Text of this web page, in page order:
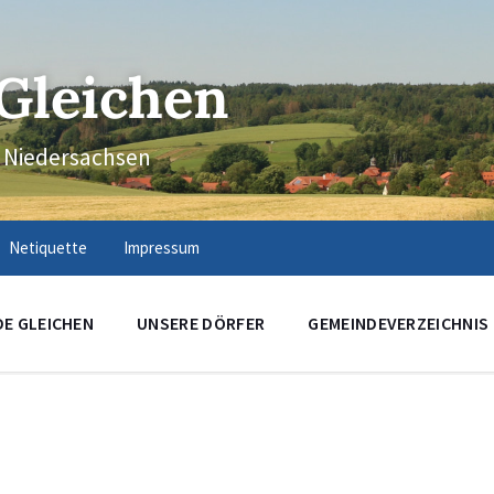
Netiquette Impressum
GLEICHEN UNSERE DÖRFER GEMEINDEVERZEICHNIS